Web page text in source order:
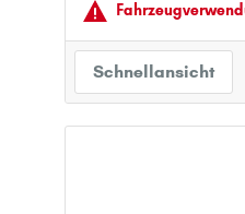
DAIHATSU
F
Schnellansicht